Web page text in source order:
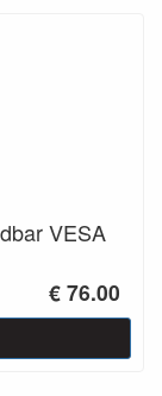
VESA
€ 76.00